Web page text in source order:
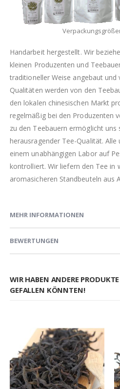
Handarbeit hergestellt. Wir
kleinen Produzenten und
traditioneller Weise angebaut und
Qualitäten werden von den
den lokalen chinesischen Markt
regelmäßig bei den Produzenten
zu den Teebauern ermöglicht uns
herausragender Tee-Qualität.
einem unabhängigen Labor auf
kontrolliert. Wir liefern den Tee in
aromasicheren Standbeuteln aus
MEHR INFORMATIONEN
BEWERTUNGEN
WIR HABEN ANDERE
GEFALLEN KÖNNTEN!